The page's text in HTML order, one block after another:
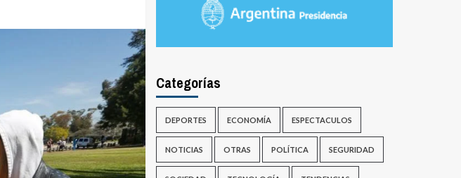
Categorías
DEPORTES ECONOMÍA ESPECTACULOS
NOTICIAS OTRAS POLÍTICA SEGURIDAD